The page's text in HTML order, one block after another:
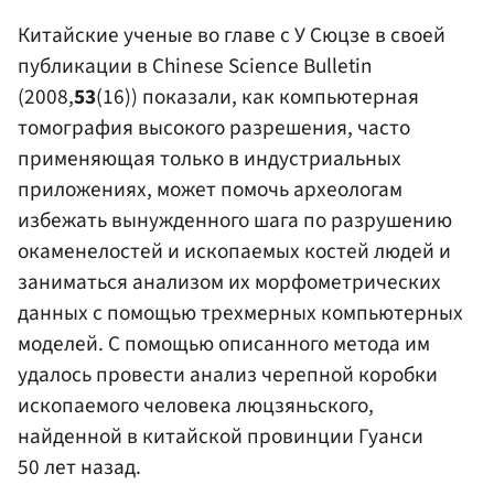
Китайские ученые во главе с У Сюцзе в своей
публикации в Chinese Science Bulletin
(2008,53(16)) показали, как компьютерная
томография высокого разрешения, часто
применяющая только в индустриальных
приложениях, может помочь археологам
избежать вынужденного шага по разрушению
окаменелостей и ископаемых костей людей и
заниматься анализом их морфометрических
данных с помощью трехмерных компьютерных
моделей. С помощью описанного метода им
удалось провести анализ черепной коробки
ископаемого человека люцзяньского,
найденной в китайской провинции Гуанси
50 лет назад.